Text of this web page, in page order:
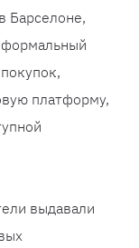
Барселоне,
платформу,
выдавали